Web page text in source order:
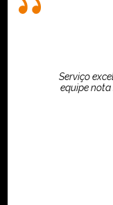
Serviço
equipe